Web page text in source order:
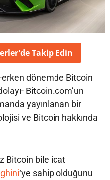
Takip Edin
erken dönemde Bitcoin
Bitcoin.com’un
yayınlanan bir
ve Bitcoin hakkında
Bitcoin bile icat
‘ye sahip olduğunu